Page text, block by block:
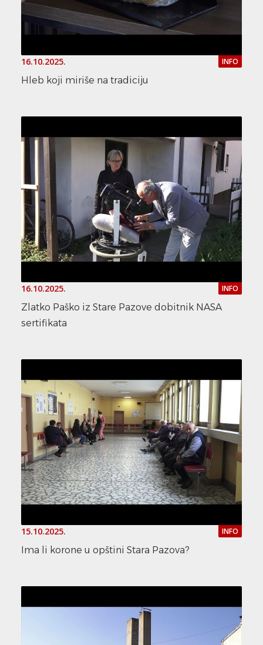
16.10.2025. INFO
Hleb koji miriše na tradiciju
16.10.2025. INFO
Zlatko Paško iz Stare Pazove dobitnik NASA
sertifikata
15.10.2025. INFO
Ima li korone u opštini Stara Pazova?